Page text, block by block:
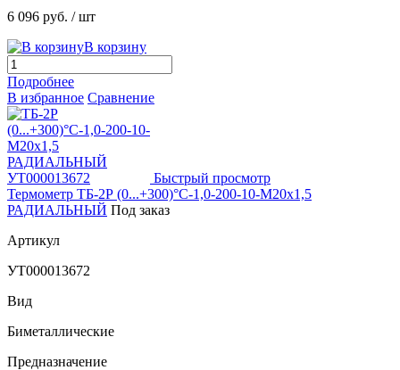
6 096 руб. / шт
В корзину
Подробнее
В избранное Сравнение
Быстрый просмотр
Термометр ТБ-2Р (0...+300)°С-1,0-200-10-М20х1,5
РАДИАЛЬНЫЙ Под заказ
Артикул
УТ000013672
Вид
Биметаллические
Предназначение